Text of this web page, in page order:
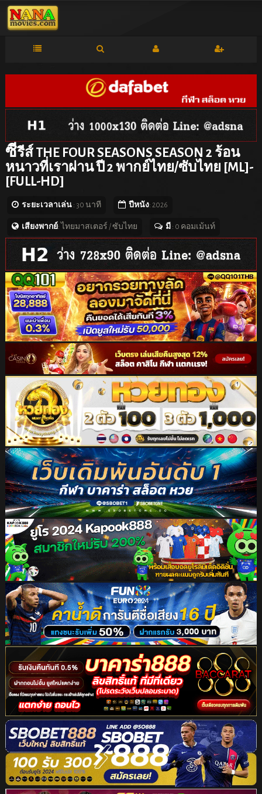
ซีรีส์ THE FOUR SEASONS SEASON 2 ร้อน
หนาวที่เราผ่าน ปี 2 พากย์ไทย/ซับไทย [ML]-
[FULL-HD]
ระยะเวลาเล่น: 30 นาที ปีหนัง: 2026
เสียงพากย์: ไทยมาสเตอร์ / ซับไทย มี : 0 คอมเม้นท์